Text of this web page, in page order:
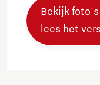
Bekijk
lees het